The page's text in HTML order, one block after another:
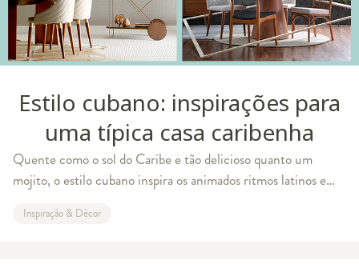
Estilo cubano: inspirações para
uma típica casa caribenha
Quente como o sol do Caribe e tão delicioso quanto um
mojito, o estilo cubano inspira os animados ritmos latinos e
Tudo isso com um toque retr
Inspiração & Décor